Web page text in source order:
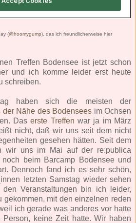
(@hoomygump), das ich freundlicherweise hier
Treffen Bodensee ist jetzt schon
und ich komme leider erst heute
schreiben.
haben sich die meisten der
der Nähe des Bodensees im Ochsen
Daserste Treffen war ja im März
nicht, daß wir uns seit dem nicht
gesehen hätten. Seit dem
wir uns im Mai auf der re:publica
beim Barcamp Bodensee und
Dennoch fand ich es sehr schön,
letzten Samstag wieder sehen
Veranstaltungen bin ich leider,
gekommen, mit den einzelnen reden
ich gerade was anderes vor hatte
keine Zeit hatte. Wir haben